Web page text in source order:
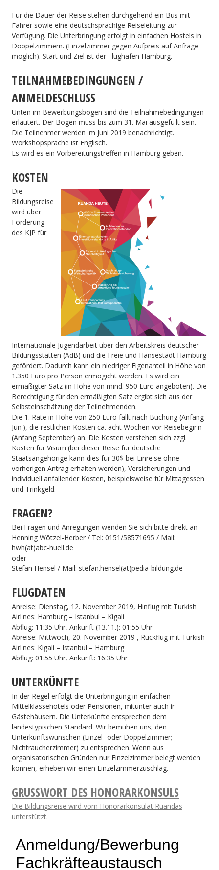
Für die Dauer der Reise stehen durchgehend ein Bus mit
Fahrer sowie eine deutschsprachige Reiseleitung zur
Verfügung. Die Unterbringung erfolgt in einfachen Hostels in
Doppelzimmern. (Einzelzimmer gegen Aufpreis auf Anfrage
möglich). Start und Ziel ist der Flughafen Hamburg.
TEILNAHMEBEDINGUNGEN /
ANMELDESCHLUSS
Unten im Bewerbungsbogen sind die Teilnahmebedingungen
erläutert. Der Bogen muss bis zum 31. Mai ausgefüllt sein.
Die Teilnehmer werden im Juni 2019 benachrichtigt.
Workshopsprache ist Englisch.
Es wird es ein Vorbereitungstreffen in Hamburg geben.
KOSTEN
Die
Bildungsreise
wird über
Förderung
des KJP für
Internationale Jugendarbeit über den Arbeitskreis deutscher
Bildungsstätten (AdB) und die Freie und Hansestadt Hamburg
gefördert. Dadurch kann ein niedriger Eigenanteil in Höhe von
1.350 Euro pro Person ermögicht werden. Es wird ein
ermäßigter Satz (in Höhe von mind. 950 Euro angeboten). Die
Berechtigung für den ermäßigten Satz ergibt sich aus der
Selbsteinschätzung der Teilnehmenden.
Die 1. Rate in Höhe von 250 Euro fällt nach Buchung (Anfang
Juni), die restlichen Kosten ca. acht Wochen vor Reisebeginn
(Anfang September) an. Die Kosten verstehen sich zzgl.
Kosten für Visum (bei dieser Reise für deutsche
Staatsangehörige kann dies für 30$ bei Einreise ohne
vorherigen Antrag erhalten werden), Versicherungen und
individuell anfallender Kosten, beispielsweise für Mittagessen
und Trinkgeld.
FRAGEN?
Bei Fragen und Anregungen wenden Sie sich bitte direkt an
Henning Wötzel-Herber / Tel: 0151/58571695 / Mail:
hwh(at)abc-huell.de
oder
Stefan Hensel / Mail: stefan.hensel(at)pedia-bildung.de
FLUGDATEN
Anreise: Dienstag, 12. November 2019, Hinflug mit Turkish
Airlines: Hamburg – Istanbul – Kigali
Abflug: 11:35 Uhr, Ankunft (13.11.): 01:55 Uhr
Abreise: Mittwoch, 20. November 2019 , Rückflug mit Turkish
Airlines: Kigali – Istanbul – Hamburg
Abflug: 01:55 Uhr, Ankunft: 16:35 Uhr
UNTERKÜNFTE
In der Regel erfolgt die Unterbringung in einfachen
Mittelklassehotels oder Pensionen, mitunter auch in
Gästehäusern. Die Unterkünfte entsprechen dem
landestypischen Standard. Wir bemühen uns, den
Unterkunftswünschen (Einzel- oder Doppelzimmer;
Nichtraucherzimmer) zu entsprechen. Wenn aus
organisatorischen Gründen nur Einzelzimmer belegt werden
können, erheben wir einen Einzelzimmerzuschlag.
GRUSSWORT DES HONORARKONSULS
Die Bildungsreise wird vom Honorarkonsulat Ruandas
unterstützt.